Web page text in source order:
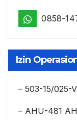
0858-
Izin
– 503-15/025-
– AHU-481